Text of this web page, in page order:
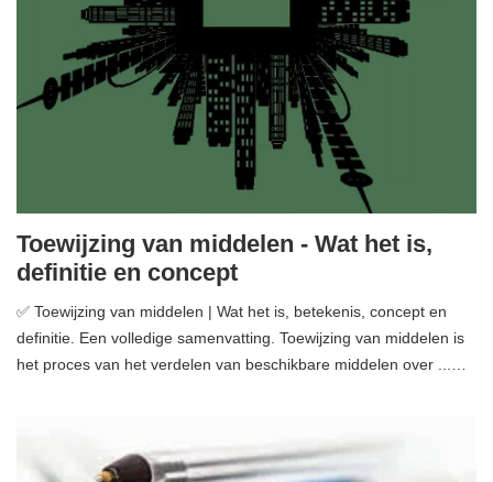
Toewijzing van middelen - Wat het is,
definitie en concept
✅ Toewijzing van middelen | Wat het is, betekenis, concept en
definitie. Een volledige samenvatting. Toewijzing van middelen is
het proces van het verdelen van beschikbare middelen over ...…